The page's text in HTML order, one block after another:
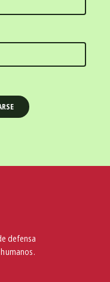
defensa